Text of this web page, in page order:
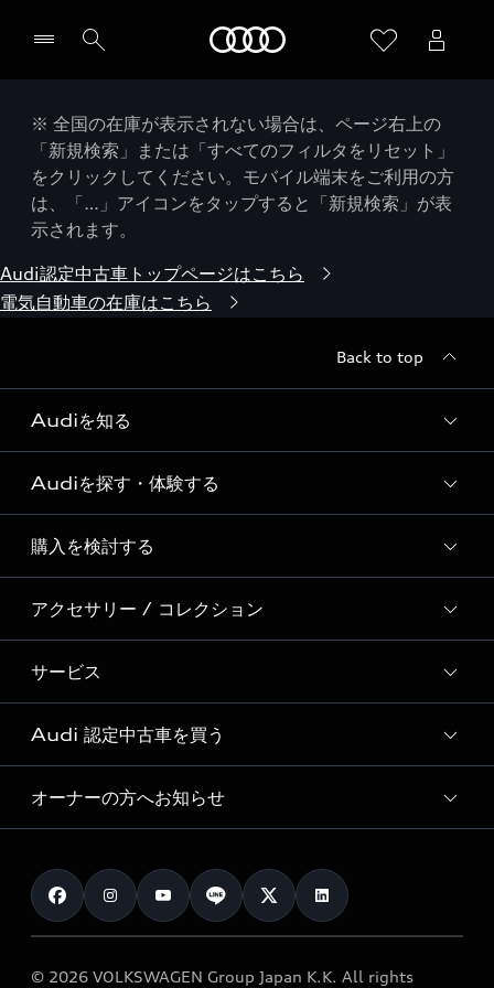
※ 全国の在庫が表示されない場合は、ページ右上の
「新規検索」または「すべてのフィルタをリセット」
をクリックしてください。モバイル端末をご利用の方
は、「…」アイコンをタップすると「新規検索」が表
示されます。
Audi認定中古車トップページはこちら
電気自動車の在庫はこちら
Back to top
Audiを知る
Audi ブランド
Story of Progress
Audi Sport
Formula 1®
デジタルサービス
Audiを探す・体験する
ディーラー検索
新車在庫検索
試乗車・展示車検索
見積り依頼
試乗予約
購入を検討する
モデル一覧
特別仕様モデル / 限定モデル
e-tronラインアップ
価格シミュレーション
車両比較
カタログ一覧
アクセサリー / コレクション
純正アクセサリー
オンラインショップ
Audi collection
アウディナビアプリ
サービス
サービス入庫予約
サービスプログラム
メンテナンス
車検 / 定期点検
e-tronアフターサポート
Audi 認定中古車を買う
Audi認定中古車
クオリティ
保証
メンテナンス
オーナーの方へお知らせ
お知らせ
オーナー様向けキャンペーン
© 2026 VOLKSWAGEN Group Japan K.K. All rights